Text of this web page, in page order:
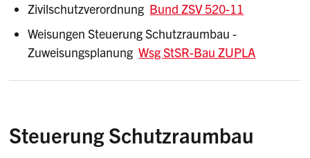
Zivilschutzverordnung Bund ZSV 520-11
Weisungen Steuerung Schutzraumbau -
ZuweisungsplanungWsg StSR-Bau ZUPLA
Steuerung Schutzraumbau